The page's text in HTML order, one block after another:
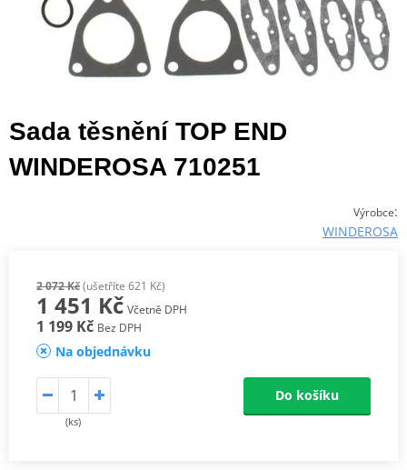
Sada těsnění TOP END
WINDEROSA 710251
Výrobce:
WINDEROSA
2 072 Kč(ušetříte 621 Kč)
1 451 Kč Včetně DPH
1 199 Kč Bez DPH
Na objednávku
(ks)
Do košíku